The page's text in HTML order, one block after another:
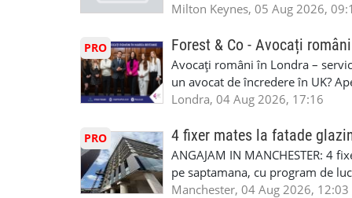
la Amazon. Munca este usoara,
SAPTAMANALA Contact: +44
interesati
Milton Keynes, 05 Aug 2026,
PRO Forest & Co - Avocați
Avocați români în Londra –
un avocat de încredere în UK?
Solicitors, indiferent că ai nevoie
familiei (divorț, custodie, partaj)
Servicii pentru companii: •
• Imigrație pentru afaceri și
soluționarea disputelor 💡 De ce
Londra, 04 Aug 2026, 17:16
PRO 4 fixer mates la fatade
ANGAJAM IN MANCHESTER:
pe saptamana, cu program de
in perioada urmatoare. Cerinte:
Manchester, 04 Aug 2026, 12:03